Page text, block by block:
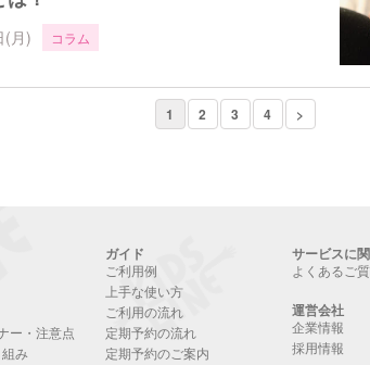
(月) コラム
1 2 3 4 >
ー・注意点
み
ガイド
ご利用例
上手な使い方
ご利用の流れ
定期予約の流れ
定期予約のご案内
サービスに
よくあるご
運営会社
企業情報
採用情報